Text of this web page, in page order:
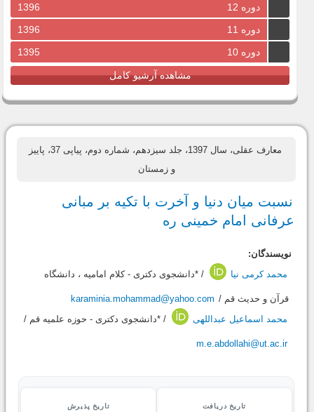
دوره 12
1396
دوره 11
1396
دوره 10
1395
مشاهده آرشیو کامل
معارف عقلی، سال 1397، جلد سیزدهم، شماره دوم، پیاپی 37، پاییز
و زمستان
نسبت میان دنیا و آخرت با تکیه بر مبانی
عرفانی امام خمینی ره
نویسندگان:
محمد کرمی نیا
/ *دانشجوی دکتری - کلام امامیه ، دانشگاه
قرآن و حدیث قم / karaminia.mohammad@yahoo.com
محمد اسماعیل عبداللهی
/ *دانشجوی دکتری - حوزه علمیه قم /
m.e.abdollahi@ut.ac.ir
تاریخ دریافت تاریخ پذیرش